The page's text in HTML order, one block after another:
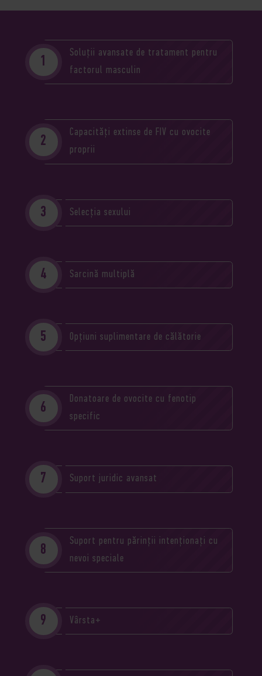
Soluții avansate de tratament pentru
factorul masculin
Capacități extinse de FIV cu ovocite
proprii
Selecția sexului
Sarcină multiplă
Opțiuni suplimentare de călătorie
Donatoare de ovocite cu fenotip
specific
Suport juridic avansat
Suport pentru părinții intenționați cu
nevoi speciale
Vârsta+